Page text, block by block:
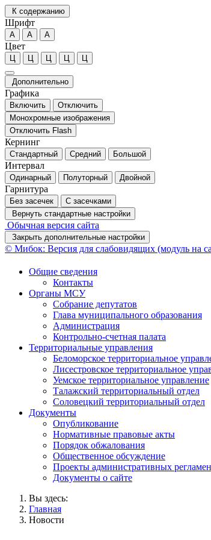
К содержанию
Шрифт
А А А
Цвет
Ц Ц Ц Ц Ц
Дополнительно
Графика
Включить
Отключить
Монохромные изображения
Отключить Flash
Кернинг
Стандартный Средний Большой
Интервал
Одинарный Полуторный Двойной
Гарнитура
Без засечек
С засечками
Вернуть стандартные настройки
Обычная версия сайта
Закрыть дополнительные настройки
© Мибок: Версия для слабовидящих (модуль на
Общие сведения
Контакты
Органы МСУ
Собрание депутатов
Глава муниципального образования
Администрация
Контрольно-счетная палата
Территориальные управления
Беломорское территориальное
Лисестровское территориальное
Уемское территориальное управление
Талажский территориальный отдел
Соловецкий территориальный отдел
Документы
Опубликование
Нормативные правовые акты
Порядок обжалования
Общественное обсуждение
Проекты административных
Документы о сайте
Вы здесь:
Главная
Новости